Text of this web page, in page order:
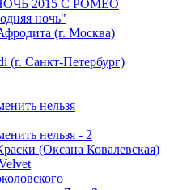
2015 C РОМЕО
ночь"
(г. Москва)
(г. Санкт-Петербург)
нельзя
нельзя - 2
(Оксана Ковалевская)